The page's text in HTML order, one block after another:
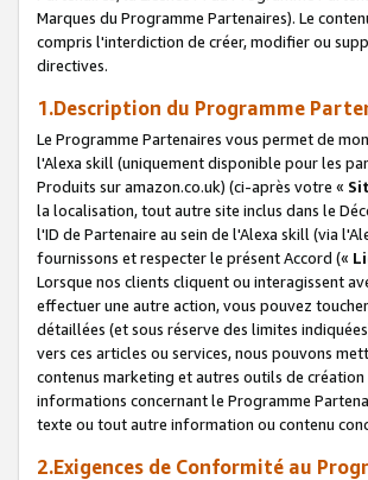
Marques du Programme Partenaires). Le
compris l'interdiction de créer, modifier ou
directives.
1.Description du Programme
Le Programme Partenaires vous permet de
l'Alexa skill (uniquement disponible pour les
Produits sur amazon.co.uk) (ci-après votre «
la localisation, tout autre site inclus dans le
l'ID de Partenaire au sein de l'Alexa skill (via
fournissons et respecter le présent Accord («
Lorsque nos clients cliquent ou interagissent
effectuer une autre action, vous pouvez
détaillées (et sous réserve des limites
vers ces articles ou services, nous pouvons
contenus marketing et autres outils de
informations concernant le Programme
texte ou tout autre information ou contenu
2.Exigences de Conformité au